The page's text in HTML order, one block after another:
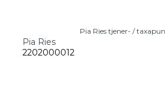
Pia Ries tjener- /
Pia Ries
2202000012